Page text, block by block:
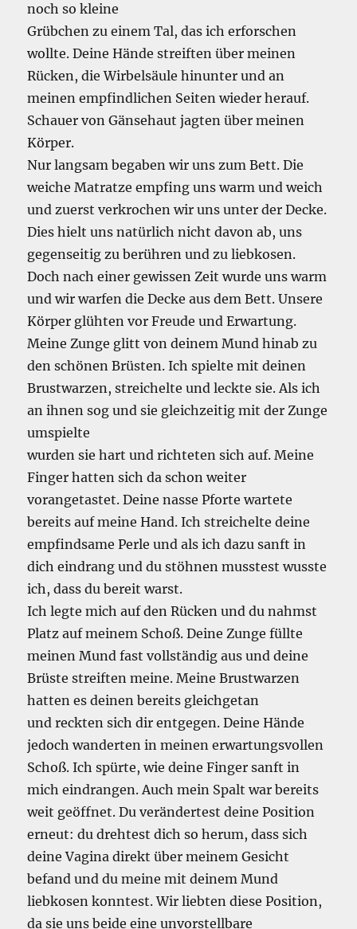
noch so kleine
Grübchen zu einem Tal, das ich erforschen
wollte. Deine Hände streiften über meinen
Rücken, die Wirbelsäule hinunter und an
meinen empfindlichen Seiten wieder herauf.
Schauer von Gänsehaut jagten über meinen
Körper.
Nur langsam begaben wir uns zum Bett. Die
weiche Matratze empfing uns warm und weich
und zuerst verkrochen wir uns unter der Decke.
Dies hielt uns natürlich nicht davon ab, uns
gegenseitig zu berühren und zu liebkosen.
Doch nach einer gewissen Zeit wurde uns warm
und wir warfen die Decke aus dem Bett. Unsere
Körper glühten vor Freude und Erwartung.
Meine Zunge glitt von deinem Mund hinab zu
den schönen Brüsten. Ich spielte mit deinen
Brustwarzen, streichelte und leckte sie. Als ich
an ihnen sog und sie gleichzeitig mit der Zunge
umspielte
wurden sie hart und richteten sich auf. Meine
Finger hatten sich da schon weiter
vorangetastet. Deine nasse Pforte wartete
bereits auf meine Hand. Ich streichelte deine
empfindsame Perle und als ich dazu sanft in
dich eindrang und du stöhnen musstest wusste
ich, dass du bereit warst.
Ich legte mich auf den Rücken und du nahmst
Platz auf meinem Schoß. Deine Zunge füllte
meinen Mund fast vollständig aus und deine
Brüste streiften meine. Meine Brustwarzen
hatten es deinen bereits gleichgetan
und reckten sich dir entgegen. Deine Hände
jedoch wanderten in meinen erwartungsvollen
Schoß. Ich spürte, wie deine Finger sanft in
mich eindrangen. Auch mein Spalt war bereits
weit geöffnet. Du verändertest deine Position
erneut: du drehtest dich so herum, dass sich
deine Vagina direkt über meinem Gesicht
befand und du meine mit deinem Mund
liebkosen konntest. Wir liebten diese Position,
da sie uns beide eine unvorstellbare